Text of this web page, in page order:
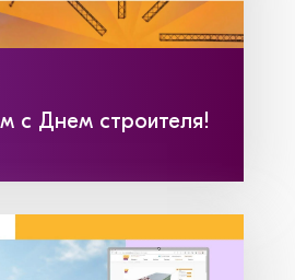
с Днем строителя!